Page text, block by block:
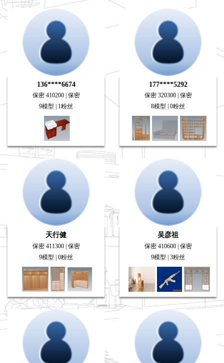
136****6674
保密 410200 | 保密
9模型 | 1粉丝
177****5292
保密 320300 | 保密
8模型 | 0粉丝
天行健
保密 411300 | 保密
9模型 | 0粉丝
吴彦祖
保密 410600 | 保密
9模型 | 3粉丝